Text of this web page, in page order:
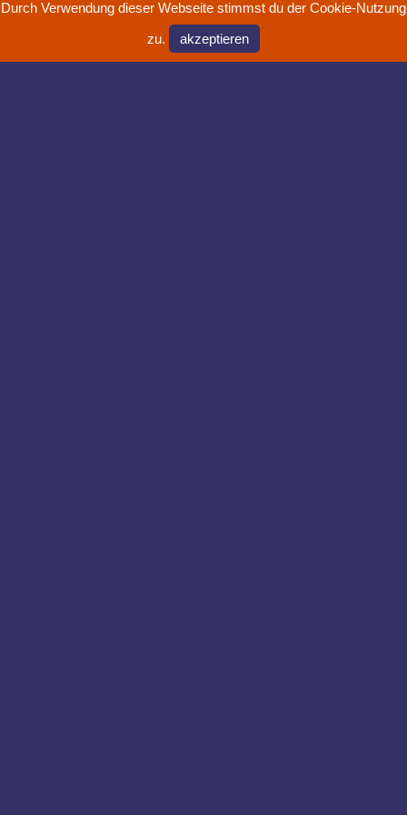
Durch Verwendung dieser Webseite stimmst du der Cookie-Nutzung
zu.